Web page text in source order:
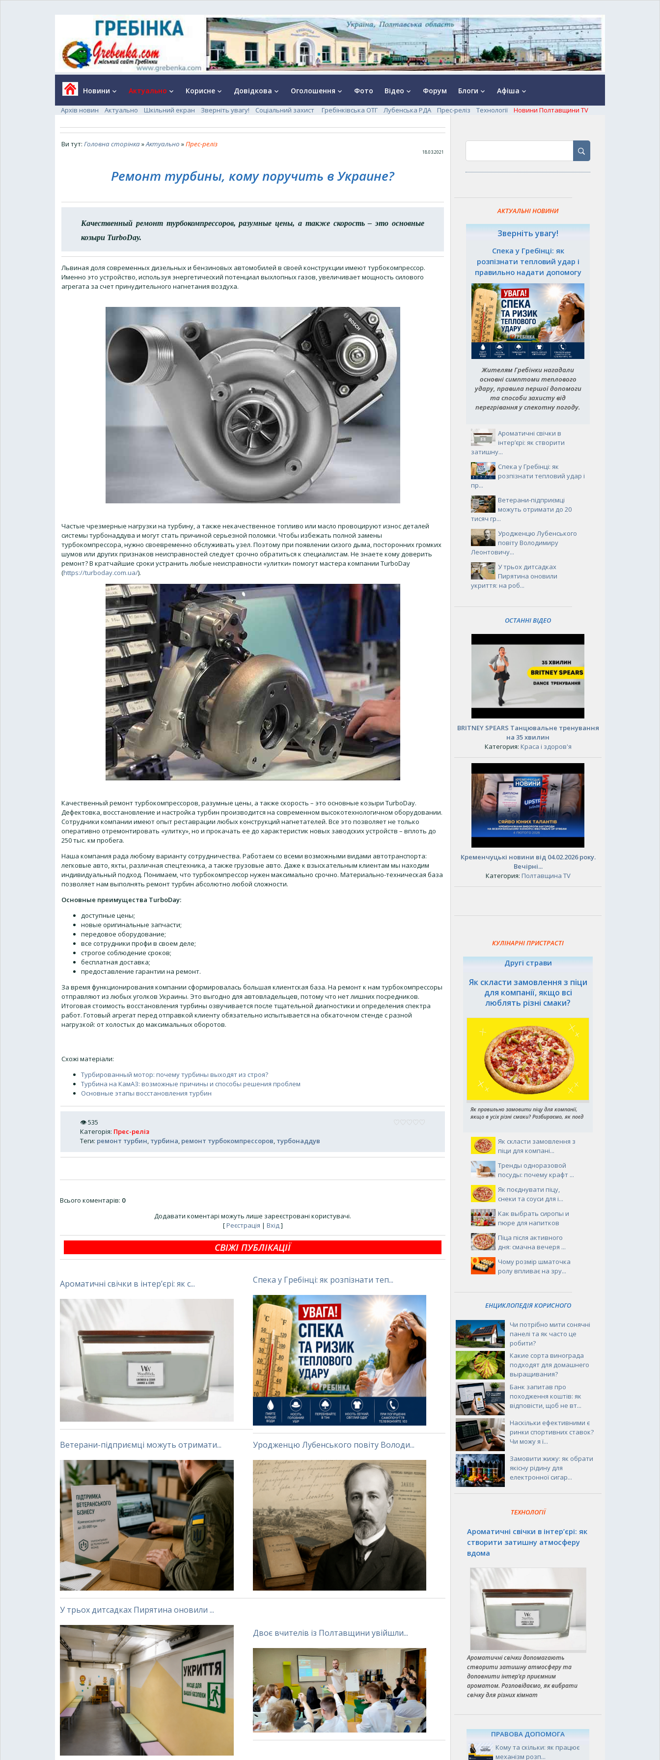
Новини keyboard_arrow_down Актуально keyboard_arrow_down Корисне keyboard_arrow_down Довідкова keyboard_arrow_down Оголошення keyboard_arrow_down Фото Відео keyboard_arrow_down Форум Блоги keyboard_arrow_down Афіша keyboard_arrow_down
Архів новин Актуально Шкільний екран Зверніть увагу! Соціальний захист Гребінківська ОТГ Лубенська РДА Прес-реліз Технології Новини Полтавщини TV
Ви тут: Головна сторінка»Актуально »Прес-реліз
18.03.2021
Ремонт турбины, кому поручить в Украине?
Качественный ремонт турбокомпрессоров, разумные цены, а также скорость – это основные
козыри TurboDay.
Львиная доля современных дизельных и бензиновых автомобилей в своей конструкции имеют турбокомпрессор.
Именно это устройство, используя энергетический потенциал выхлопных газов, увеличивает мощность силового
агрегата за счет принудительного нагнетания воздуха.
Частые чрезмерные нагрузки на турбину, а также некачественное топливо или масло провоцируют износ деталей
системы турбонаддува и могут стать причиной серьезной поломки. Чтобы избежать полной замены
турбокомпрессора, нужно своевременно обслуживать узел. Поэтому при появлении сизого дыма, посторонних громких
шумов или других признаков неисправностей следует срочно обратиться к специалистам. Не знаете кому доверить
ремонт? В кратчайшие сроки устранить любые неисправности «улитки» помогут мастера компании TurboDay
(https://turboday.com.ua/).
Качественный ремонт турбокомпрессоров, разумные цены, а также скорость – это основные козыри TurboDay.
Дефектовка, восстановление и настройка турбин производится на современном высокотехнологичном оборудовании.
Сотрудники компании имеют опыт реставрации любых конструкций нагнетателей. Все это позволяет не только
оперативно отремонтировать «улитку», но и прокачать ее до характеристик новых заводских устройств – вплоть до
250 тыс. км пробега.
Наша компания рада любому варианту сотрудничества. Работаем со всеми возможными видами автотранспорта:
легковые авто, яхты, различная спецтехника, а также грузовые авто. Даже к взыскательным клиентам мы находим
индивидуальный подход. Понимаем, что турбокомпрессор нужен максимально срочно. Материально-техническая база
позволяет нам выполнять ремонт турбин абсолютно любой сложности.
Основные преимущества TurboDay:
доступные цены;
новые оригинальные запчасти;
передовое оборудование;
все сотрудники профи в своем деле;
строгое соблюдение сроков;
бесплатная доставка;
предоставление гарантии на ремонт.
За время функционирования компании сформировалась большая клиентская база. На ремонт к нам турбокомпрессоры
отправляют из любых уголков Украины. Это выгодно для автовладельцев, потому что нет лишних посредников.
Итоговая стоимость восстановления турбины озвучивается после тщательной диагностики и определения спектра
работ. Готовый агрегат перед отправкой клиенту обязательно испытывается на обкаточном стенде с разной
нагрузкой: от холостых до максимальных оборотов.
Схожі матеріали:
Турбированный мотор: почему турбины выходят из строя?
Турбина на КамАЗ: возможные причины и способы решения проблем
Основные этапы восстановления турбин
👁535
Категорія: Прес-реліз
Теги: ремонт турбин, турбина, ремонт турбокомпрессоров, турбонаддув
Всього коментарів: 0
Додавати коментарі можуть лише зареєстровані користувачі.
[Реєстрація | Вхід]
СВІЖІ ПУБЛІКАЦІЇ
Ароматичні свічки в інтер’єрі: як с... Спека у Гребінці: як розпізнати теп...
Ветерани-підприємці можуть отримати... Уродженцю Лубенського повіту Володи...
У трьох дитсадках Пирятина оновили ...
Двоє вчителів із Полтавщини увійшли...
АКТУАЛЬНІ НОВИНИ
Зверніть увагу!
Спека у Гребінці: як
розпізнати тепловий удар і
правильно надати допомогу
Жителям Гребінки нагадали
основні симптоми теплового
удару, правила першої допомоги
та способи захисту від
перегрівання у спекотну погоду.
Ароматичні свічки в
інтер’єрі: як створити
затишну...
Спека у Гребінці: як
розпізнати тепловий удар і
пр...
Ветерани-підприємці
можуть отримати до 20
тисяч гр...
Уродженцю Лубенського
повіту Володимиру
Леонтовичу...
У трьох дитсадках
Пирятина оновили
укриття: на роб...
ОСТАННІ ВІДЕО
BRITNEY SPEARS Танцювальне тренування
на 35 хвилин
Категория: Краса і здоров'я
Кременчуцькі новини від 04.02.2026 року.
Вечірні...
Категория: Полтавщина TV
КУЛІНАРНІ ПРИСТРАСТІ
Другі страви
Як скласти замовлення з піци
для компанії, якщо всі
люблять різні смаки?
Як правильно замовити піцу для компанії,
якщо в усіх різні смаки? Розбираємо, як поєд
Як скласти замовлення з
піци для компані...
Тренды одноразовой
посуды: почему крафт ...
Як поєднувати піцу,
снеки та соуси для і...
Как выбрать сиропы и
пюре для напитков
Піца після активного
дня: смачна вечеря ...
Чому розмір шматочка
ролу впливає на зру...
ЕНЦИКЛОПЕДІЯ КОРИСНОГО
Чи потрібно мити сонячні
панелі та як часто це
робити?
Какие сорта винограда
подходят для домашнего
выращивания?
Банк запитав про
походження коштів: як
відповісти, щоб не вт...
Наскільки ефективними є
ринки спортивних ставок?
Чи можу я ї...
Замовити жижу: як обрати
якісну рідину для
електронної сигар...
ТЕХНОЛОГІЇ
Ароматичні свічки в інтер’єрі: як
створити затишну атмосферу
вдома
Ароматичні свічки допомагають
створити затишну атмосферу та
доповнити інтер’єр приємним
ароматом. Розповідаємо, як вибрати
свічку для різних кімнат
ПРАВОВА ДОПОМОГА
Кому та скільки: як працює
механізм розп...